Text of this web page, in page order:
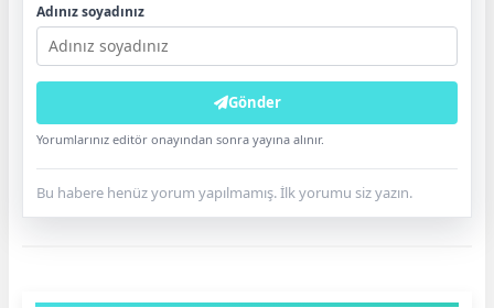
Adınız soyadınız
Gönder
Yorumlarınız editör onayından sonra yayına alınır.
Bu habere henüz yorum yapılmamış. İlk yorumu siz yazın.